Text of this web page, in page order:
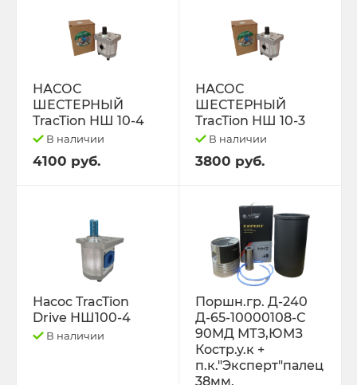
НАСОС
ШЕСТЕРНЫЙ
TracTion НШ 10-4
В наличии
4100 руб.
НАСОС
ШЕСТЕРНЫЙ
TracTion НШ 10-3
В наличии
3800 руб.
Насос TracTion
Drive НШ100-4
В наличии
Поршн.гр. Д-240
Д-65-10000108-С
90МД МТЗ,ЮМЗ
Костр.у.к +
п.к."Эксперт"палец
38мм.
СЕЛЬХОЗ-МАШИНЫ
Спецпредложения
ТО-49 , ТО-30. ТО-28
ТОПЛИВОПРОВОДЫ.
Трактор ДТ-175 (ВОЛГАРЬ). ВТ-100
Трактор ДТ-75,Т-4,ТДТ-55 дв.А-41/01,